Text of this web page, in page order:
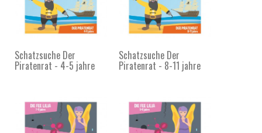
Schatzsuche Der
Piratenrat - 4-5 jahre
Schatzsuche Der
Piratenrat - 8-11 jahre